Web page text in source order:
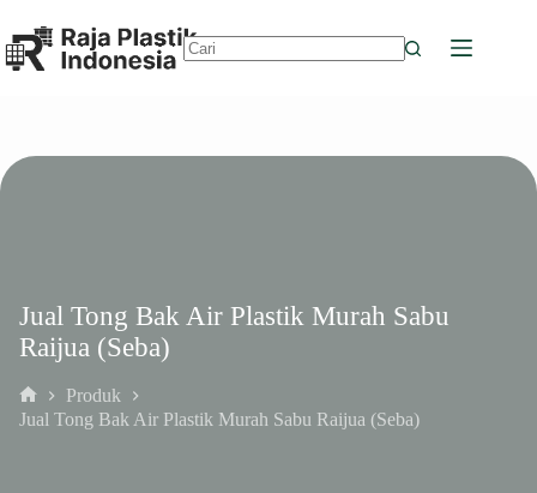
to
content
Jual Tong Bak Air Plastik Murah Sabu
Raijua (Seba)
Home
Produk
Jual Tong Bak Air Plastik Murah Sabu Raijua (Seba)